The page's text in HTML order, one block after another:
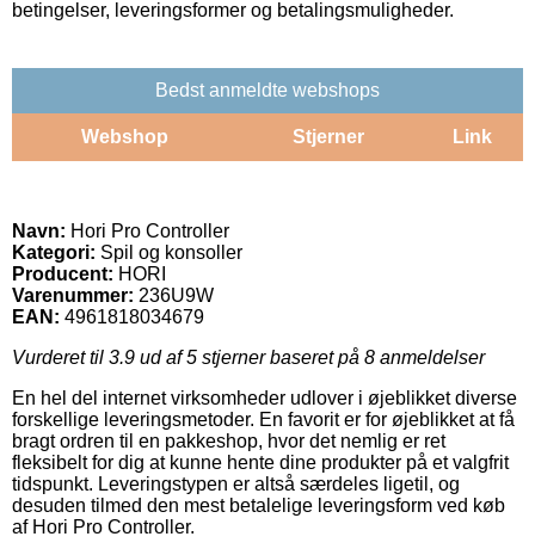
betingelser, leveringsformer og betalingsmuligheder.
Bedst anmeldte webshops
Webshop Stjerner Link
Navn: Hori Pro Controller
Kategori: Spil og konsoller
Producent: HORI
Varenummer: 236U9W
EAN: 4961818034679
Vurderet til 3.9 ud af 5 stjerner baseret på 8 anmeldelser
En hel del internet virksomheder udlover i øjeblikket diverse
forskellige leveringsmetoder. En favorit er for øjeblikket at få
bragt ordren til en pakkeshop, hvor det nemlig er ret
fleksibelt for dig at kunne hente dine produkter på et valgfrit
tidspunkt. Leveringstypen er altså særdeles ligetil, og
desuden tilmed den mest betalelige leveringsform ved køb
af Hori Pro Controller.